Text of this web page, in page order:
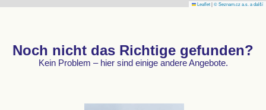
Leaflet|© Seznam.cz a.s. a další
Noch nicht das Richtige gefunden?
Kein Problem – hier sind einige andere Angebote.